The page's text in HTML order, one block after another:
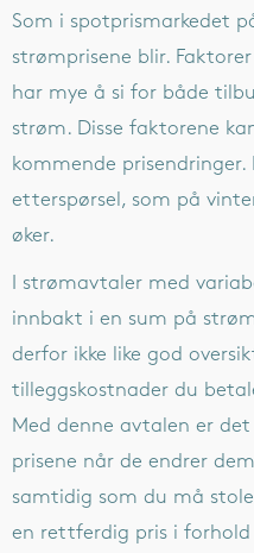
Som i spotprismarkedet
strømprisene blir.
har mye å si for både
strøm. Disse faktorene
kommende
etterspørsel, som på
øker.
I strømavtaler med
innbakt i en sum på
derfor ikke like god
tilleggskostnader du
Med denne avtalen er
prisene når de endrer
samtidig som du må
en rettferdig pris i